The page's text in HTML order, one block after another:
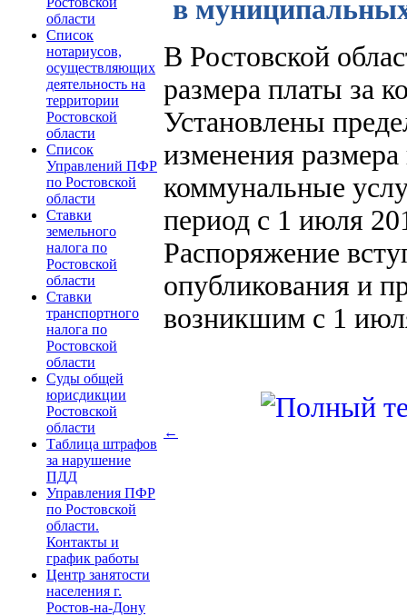
области
Список
нотариусов,
осуществляющих
деятельность на
территории
Ростовской
области
Список
Управлений ПФР
по Ростовской
области
Ставки
земельного
налога по
Ростовской
области
Ставки
транспортного
налога по
Ростовской
области
Суды общей
юрисдикции
Ростовской
области
Таблица штрафов
за нарушение
ПДД
Управления ПФР
по Ростовской
области.
Контакты и
график работы
Центр занятости
населения г.
Ростов-на-Дону
в муниципальных
В Ростовской
размера платы за
Установлены
изменения
коммунальные
период с 1 июля
Распоряжение
опубликования и
возникшим с 1
←